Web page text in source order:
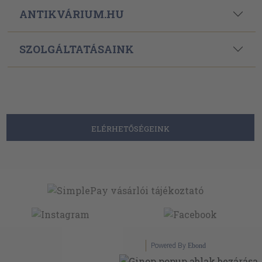
ANTIKVÁRIUM.HU
SZOLGÁLTATÁSAINK
ELÉRHETŐSÉGEINK
Powered By Ebond